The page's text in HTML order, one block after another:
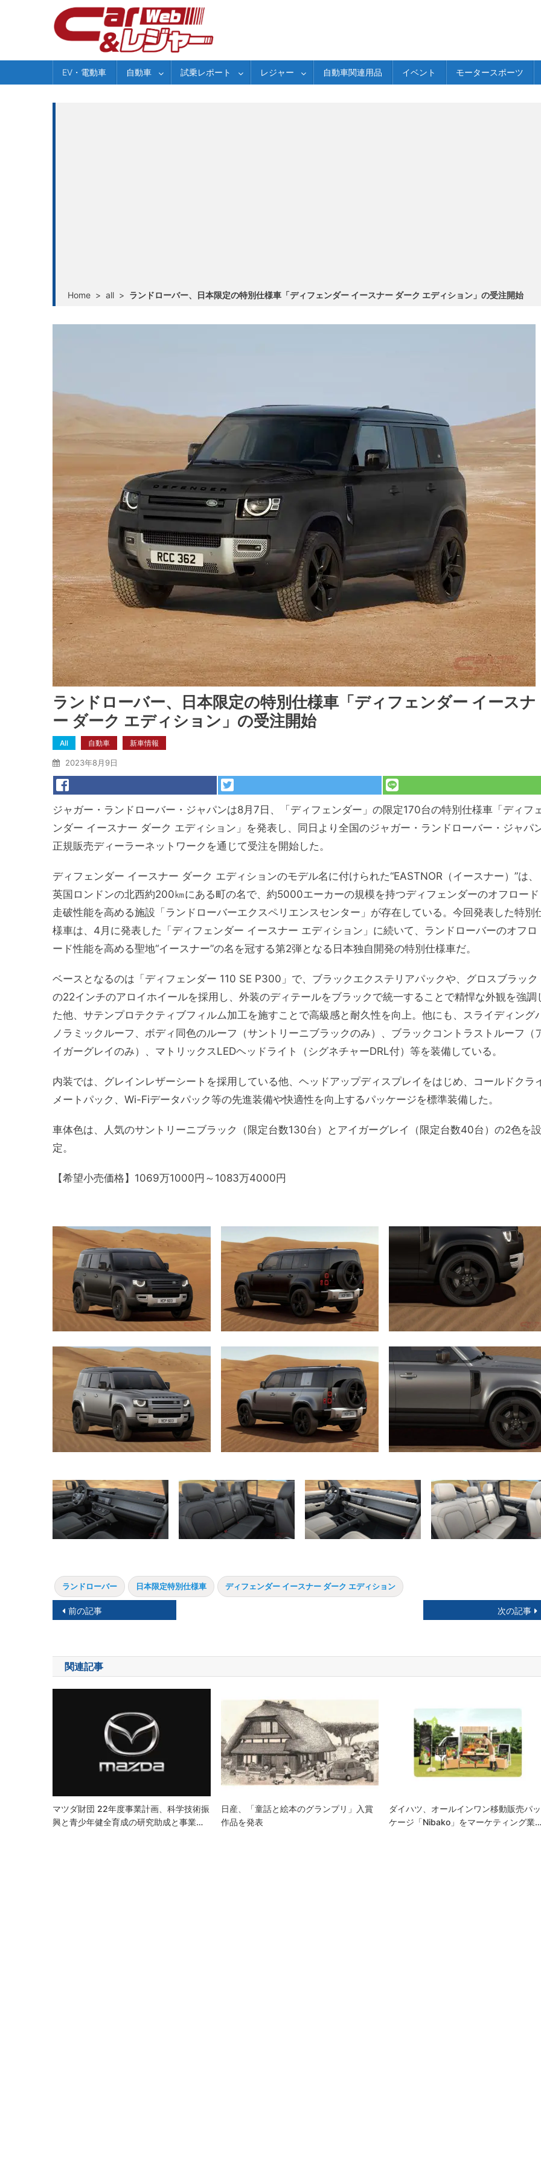
EV・電動車 自動車 試乗レポート レジャー 自動車関連用品 イベント モータースポーツ
Home > all > ランドローバー、日本限定の特別仕様車「ディフェンダー イースナー ダーク エディション」の受注開始
ランドローバー、日本限定の特別仕様車「ディフェンダー イースナ
ー ダーク エディション」の受注開始
All 自動車 新車情報
2023年8月9日
ジャガー・ランドローバー・ジャパンは8月7日、「ディフェンダー」の限定170台の特別仕様車「ディフ
ンダー イースナー ダーク エディション」を発表し、同日より全国のジャガー・ランドローバー・ジャパ
正規販売ディーラーネットワークを通じて受注を開始した。
ディフェンダー イースナー ダーク エディションのモデル名に付けられた“EASTNOR（イースナー）”は、
英国ロンドンの北西約200㎞にある町の名で、約5000エーカーの規模を持つディフェンダーのオフロード
走破性能を高める施設「ランドローバーエクスペリエンスセンター」が存在している。今回発表した特別
様車は、4月に発表した「ディフェンダー イースナー エディション」に続いて、ランドローバーのオフロ
ード性能を高める聖地“イースナー”の名を冠する第2弾となる日本独自開発の特別仕様車だ。
ベースとなるのは「ディフェンダー 110 SE P300」で、ブラックエクステリアパックや、グロスブラック
の22インチのアロイホイールを採用し、外装のディテールをブラックで統一することで精悍な外観を強調
た他、サテンプロテクティブフィルム加工を施すことで高級感と耐久性を向上。他にも、スライディング
ノラミックルーフ、ボディ同色のルーフ（サントリーニブラックのみ）、ブラックコントラストルーフ（
イガーグレイのみ）、マトリックスLEDヘッドライト（シグネチャーDRL付）等を装備している。
内装では、グレインレザーシートを採用している他、ヘッドアップディスプレイをはじめ、コールドクラ
メートパック、Wi-Fiデータパック等の先進装備や快適性を向上するパッケージを標準装備した。
車体色は、人気のサントリーニブラック（限定台数130台）とアイガーグレイ（限定台数40台）の2色を設
定。
【希望小売価格】1069万1000円～1083万4000円
ランドローバー 日本限定特別仕様車 ディフェンダー イースナー ダーク エディション
投
ナ
ビ
ン
前の記事 次の記事
関連記事
マツダ財団 22年度事業計画、科学技術振
興と青少年健全育成の研究助成と事業…
日産、「童話と絵本のグランプリ」入賞
作品を発表
ダイハツ、オールインワン移動販売パッ
ケージ「Nibako」をマーケティング業